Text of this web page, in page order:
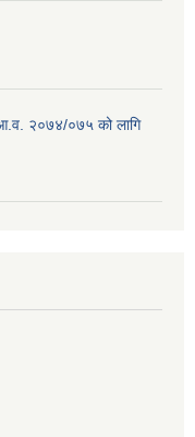
आ.व. २०७४/०७५ को लागि